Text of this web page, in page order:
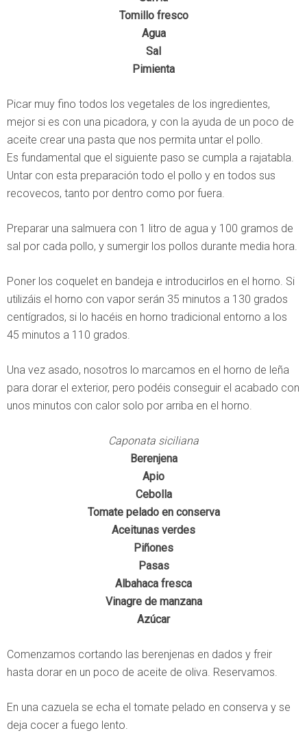
Tomillo fresco
Agua
Sal
Pimienta
Picar muy fino todos los vegetales de los ingredientes,
mejor si es con una picadora, y con la ayuda de un poco de
aceite crear una pasta que nos permita untar el pollo.
Es fundamental que el siguiente paso se cumpla a rajatabla.
Untar con esta preparación todo el pollo y en todos sus
recovecos, tanto por dentro como por fuera.
Preparar una salmuera con 1 litro de agua y 100 gramos de
sal por cada pollo, y sumergir los pollos durante media hora.
Poner los coquelet en bandeja e introducirlos en el horno. Si
utilizáis el horno con vapor serán 35 minutos a 130 grados
centígrados, si lo hacéis en horno tradicional entorno a los
45 minutos a 110 grados.
Una vez asado, nosotros lo marcamos en el horno de leña
para dorar el exterior, pero podéis conseguir el acabado con
unos minutos con calor solo por arriba en el horno.
Caponata siciliana
Berenjena
Apio
Cebolla
Tomate pelado en conserva
Aceitunas verdes
Piñones
Pasas
Albahaca fresca
Vinagre de manzana
Azúcar
Comenzamos cortando las berenjenas en dados y freir
hasta dorar en un poco de aceite de oliva. Reservamos.
En una cazuela se echa el tomate pelado en conserva y se
deja cocer a fuego lento.